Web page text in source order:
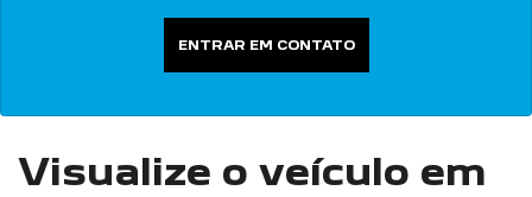
ENTRAR EM CONTATO
Visualize o veículo em